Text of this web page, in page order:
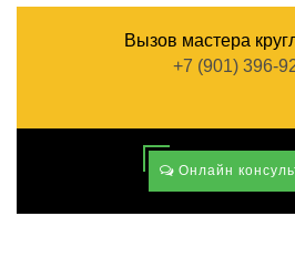
Вызов мастера
+7 (901) 396-
Онлайн